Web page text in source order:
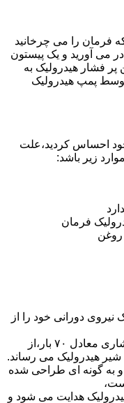
فرمان را می چرخانید
می آورید و یک پیستون
فشار هیدرولیک به
پمپ هیدرولیک
احساس کردید،علت
زیر باشد:
فرمان
روغن
دورانی خود را از
۲-پمپ هیدرولیک،روغن هیدرولیک را با فشاری معادل ۷۰ بار،از
هیدرولیک می رساند.
و به گونه ای طراحی شده
هدایت می شود و